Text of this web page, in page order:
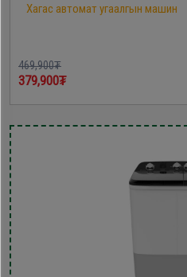
Хагас автомат угаалгын машин
469,900₮
379,900₮